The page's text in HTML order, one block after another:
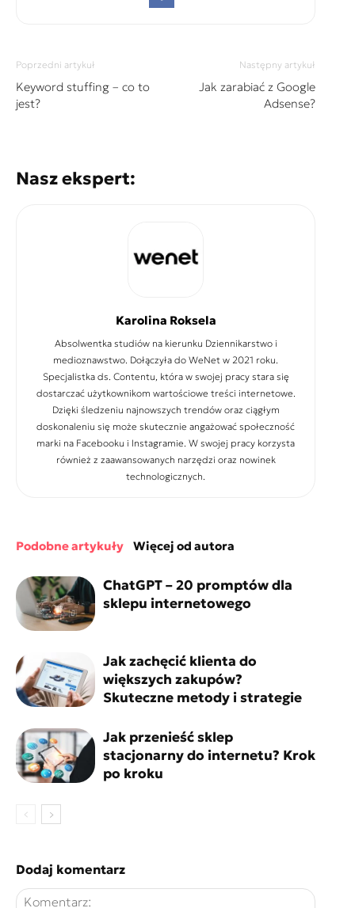
Poprzedni artykuł
Keyword stuffing – co to
jest?
Następny artykuł
Jak zarabiać z Google
Adsense?
Nasz ekspert:
Karolina Roksela
Absolwentka studiów na kierunku Dziennikarstwo i
medioznawstwo. Dołączyła do WeNet w 2021 roku.
Specjalistka ds. Contentu, która w swojej pracy stara się
dostarczać użytkownikom wartościowe treści internetowe.
Dzięki śledzeniu najnowszych trendów oraz ciągłym
doskonaleniu się może skutecznie angażować społeczność
marki na Facebooku i Instagramie. W swojej pracy korzysta
również z zaawansowanych narzędzi oraz nowinek
technologicznych.
podobne artykuły więcej od autora
ChatGPT – 20 promptów dla
sklepu internetowego
Jak zachęcić klienta do
większych zakupów?
Skuteczne metody i strategie
Jak przenieść sklep
stacjonarny do internetu? Krok
po kroku
Dodaj komentarz